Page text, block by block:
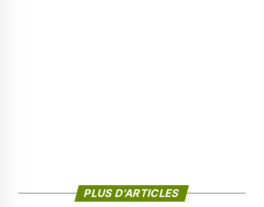
PLUS D'ARTICLES